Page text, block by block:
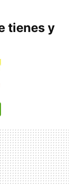
tienes y